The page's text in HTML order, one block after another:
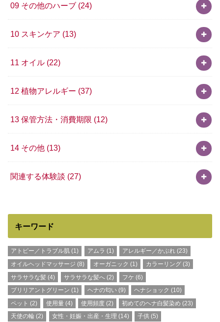
09 その他のハーブ (24)
10 スキンケア (13)
11 オイル (22)
12 植物アレルギー (37)
13 保管方法・消費期限 (12)
14 その他 (13)
関連する体験談 (27)
キーワード
アトピー／トラブル肌 (1) アムラ (1) アレルギー／かぶれ(23)
オイルヘッドマッサージ (8) オーガニック (1) カラーリング(3)
サラサラな髪 (4) サラサラな髪へ(2) フケ (6)
ブリリアントグリーン (1) ヘナの匂い(9) ヘナショック (10)
ペット (2) 使用量(4) 使用頻度(2) 初めてのヘナ白髪染め (23)
天使の輪 (2) 女性・妊娠・出産・生理 (14) 子供(5)